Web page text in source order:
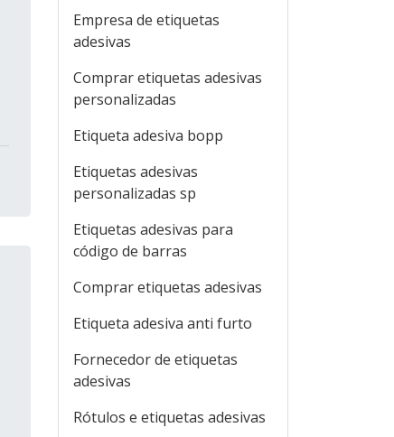
Empresa de etiquetas
adesivas
Comprar etiquetas adesivas
personalizadas
Etiqueta adesiva bopp
Etiquetas adesivas
personalizadas sp
Etiquetas adesivas para
código de barras
Comprar etiquetas adesivas
Etiqueta adesiva anti furto
Fornecedor de etiquetas
adesivas
Rótulos e etiquetas adesivas